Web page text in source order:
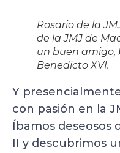
Rosario de la
de la JMJ de
un buen amigo,
Benedicto XVI.
Y
con pasión en la
Íbamos deseosos
II y descubrimos